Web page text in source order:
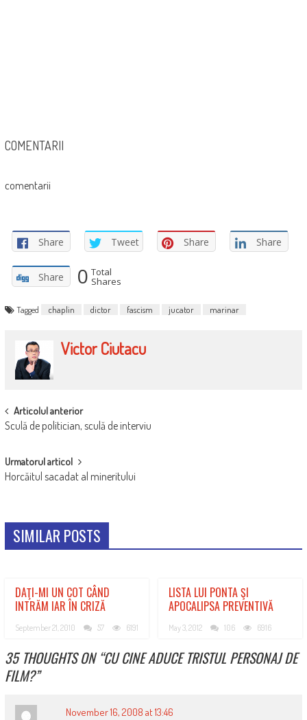
COMENTARII
comentarii
Share Tweet Share Share
Share 0 Total
Shares
Tagged chaplin dictor fascism jucator marinar
Victor Ciutacu
POST
NAVIGATION
Articolul anterior
Sculă de politician, sculă de interviu
Urmatorul articol
Horcăitul sacadat al mineritului
SIMILAR POSTS
DAŢI-MI UN COT CÂND
INTRĂM IAR ÎN CRIZĂ
September 21, 2010 57 6191
LISTA LUI PONTA ŞI
APOCALIPSA PREVENTIVĂ
May 3, 2012 106 6916
35 THOUGHTS ON “CU CINE ADUCE TRISTUL PERSONAJ DE
FILM?”
November 16, 2008 at 13:46